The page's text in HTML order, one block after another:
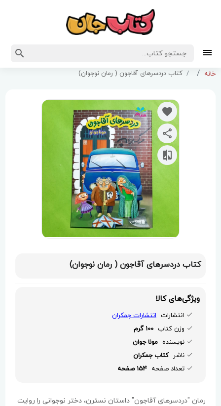
خانه کتاب دردسرهای آقاجون ( رمان نوجوان)
کتاب دردسرهای آقاجون ( رمان نوجوان)
ویژگی‌های کالا
انتشارات انتشارات جمکران
وزن کتاب 100 گرم
نویسنده مونا جوان
ناشر کتاب جمکران
تعداد صفحه 154 صفحه
رمان "دردسرهای آقاجون" داستان نسترن، دختر نوجوانی را روایت